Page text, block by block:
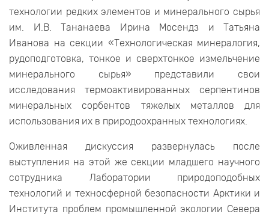
технологии редких элементов и минерального сырья
им. И.В. Тананаева Ирина Мосендз и Татьяна
Иванова на секции «Технологическая минералогия,
рудоподготовка, тонкое и сверхтонкое измельчение
минерального сырья» представили свои
исследования термоактивированных серпентинов
минеральных сорбентов тяжелых металлов для
использования их в природоохранных технологиях.
Оживленная дискуссия развернулась после
выступления на этой же секции младшего научного
сотрудника Лаборатории природоподобных
технологий и техносферной безопасности Арктики и
Института проблем промышленной экологии Севера